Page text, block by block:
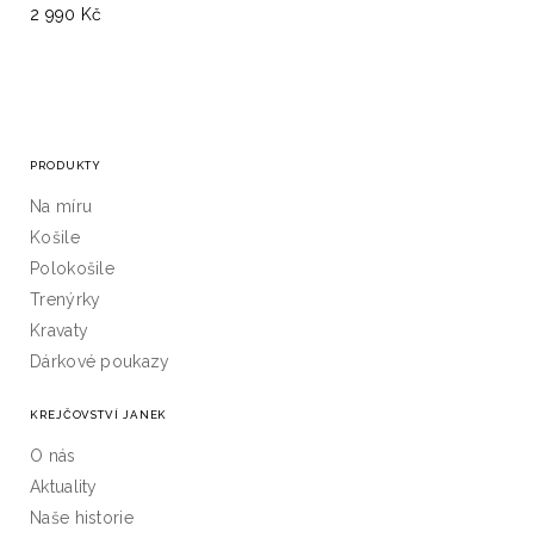
2 990 Kč
PRODUKTY
Na míru
Košile
Polokošile
Trenýrky
Kravaty
Dárkové poukazy
KREJČOVSTVÍ JANEK
O nás
Aktuality
Naše historie